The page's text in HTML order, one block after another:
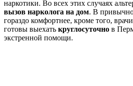
наркотики. Во всех этих случаях
вызов нарколога на дом. В
гораздо комфортнее, кроме того,
готовы выехать круглосуточно в
экстренной помощи.